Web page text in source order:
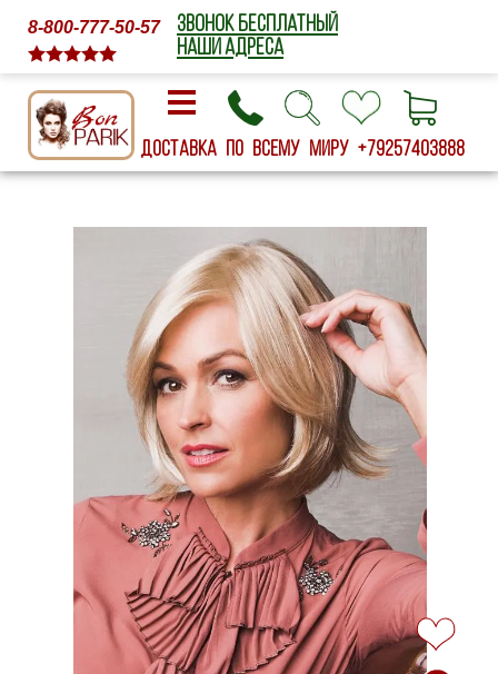
8-800-777-50-57
ЗВОНОК БЕСПЛАТНЫЙ
НАШИ АДРЕСА
Доставка по всему миру +79257403888